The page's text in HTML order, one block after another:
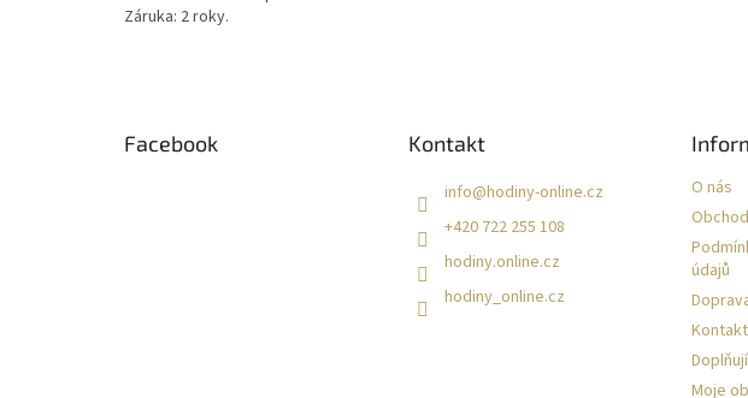
Záruka: 2 roky.
Facebook Kontakt
info@hodiny-online.cz
+420 722 255 108
hodiny.online.cz
hodiny_online.cz
O nás
údajů
Moje